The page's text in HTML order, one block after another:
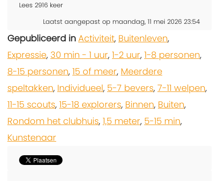
Lees 2916 keer
Laatst aangepast op maandag, 11 mei 2026 23:54
Gepubliceerd in Activiteit, Buitenleven,
Expressie, 30 min - 1 uur, 1-2 uur, 1-8 personen,
8-15 personen, 15 of meer, Meerdere
speltakken, Individueel, 5-7 bevers, 7-11 welpen,
11-15 scouts, 15-18 explorers, Binnen, Buiten,
Rondom het clubhuis, 1,5 meter, 5-15 min,
Kunstenaar